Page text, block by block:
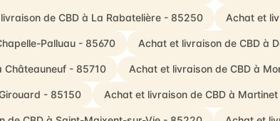
de CBD à La Rabatelière - 85250 Achat et
Palluau - 85670 Achat et livraison de CBD à
Châteauneuf - 85710 Achat et livraison de CBD à
- 85150 Achat et livraison de CBD à